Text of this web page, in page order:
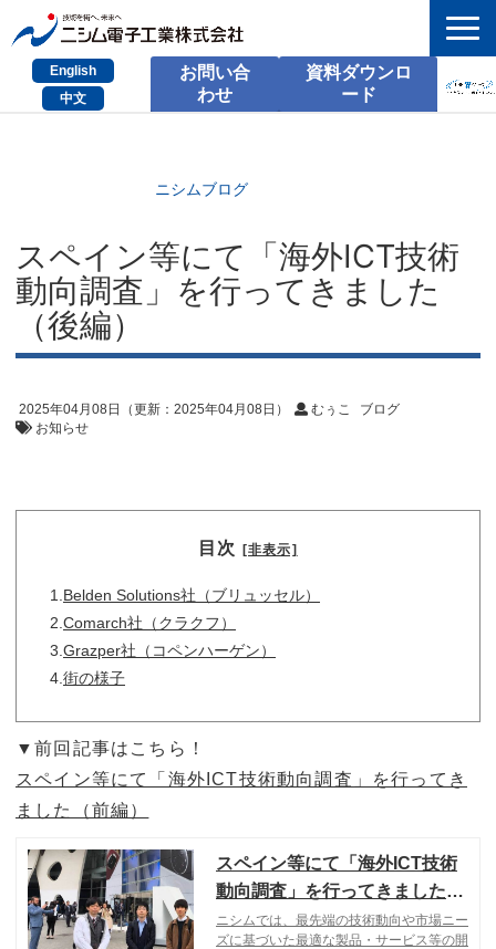
English
中文
お問い合
わせ
資料ダウンロ
ード
検索
課題別のご相談
ニシムブログ
スペイン等にて「海外ICT技術
動向調査」を行ってきました
（後編）
2025年04月08日 （更新： 2025年04月08日 ） むぅこ
ブログ
お知らせ
目次 [非表示]
1. Belden Solutions社（ブリュッセル）
2. Comarch社（クラクフ）
3. Grazper社（コペンハーゲン）
4. 街の様子
▼前回記事はこちら！
スペイン等にて「海外ICT技術動向調査」を行ってき
ました（前編）
スペイン等にて「海外ICT技術
動向調査」を行ってきました
（前編）
ニシムでは、最先端の技術動向や市場ニー
ズに基づいた最適な製品・サービス等の開